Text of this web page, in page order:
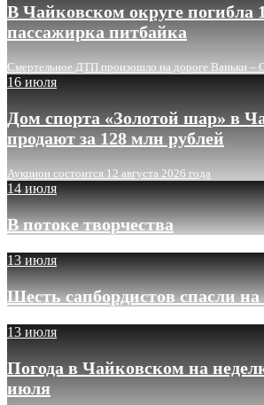
В Чайковском округе погибла
пассажирка питбайка
Смертельное ДТП произошло на дороге Ваньки –
16 июля
Дом спорта «Золотой шар» в
продают за 128 млн рублей
Аукцион состоится 12 августа 2026 года
14 июля
В потоке творчества
13 июля
Шесть сапбордистов спасли
13 июля
Погода в Чайковском на
июля